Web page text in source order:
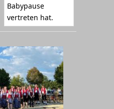
Babypause
vertreten hat.